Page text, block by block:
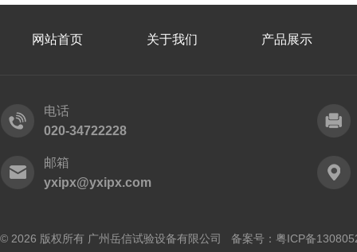
网站首页 关于我们 产品展示
电话
020-34722228
邮箱
yxipx@yxipx.com
© 2026 版权所有 广州岳信试验设备有限公司 备案号： 粤ICP备